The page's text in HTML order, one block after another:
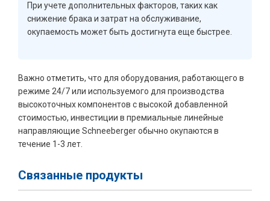
При учете дополнительных факторов, таких как
снижение брака и затрат на обслуживание,
окупаемость может быть достигнута еще быстрее.
Важно отметить, что для оборудования, работающего в
режиме 24/7 или используемого для производства
высокоточных компонентов с высокой добавленной
стоимостью, инвестиции в премиальные линейные
направляющие Schneeberger обычно окупаются в
течение 1-3 лет.
Связанные продукты